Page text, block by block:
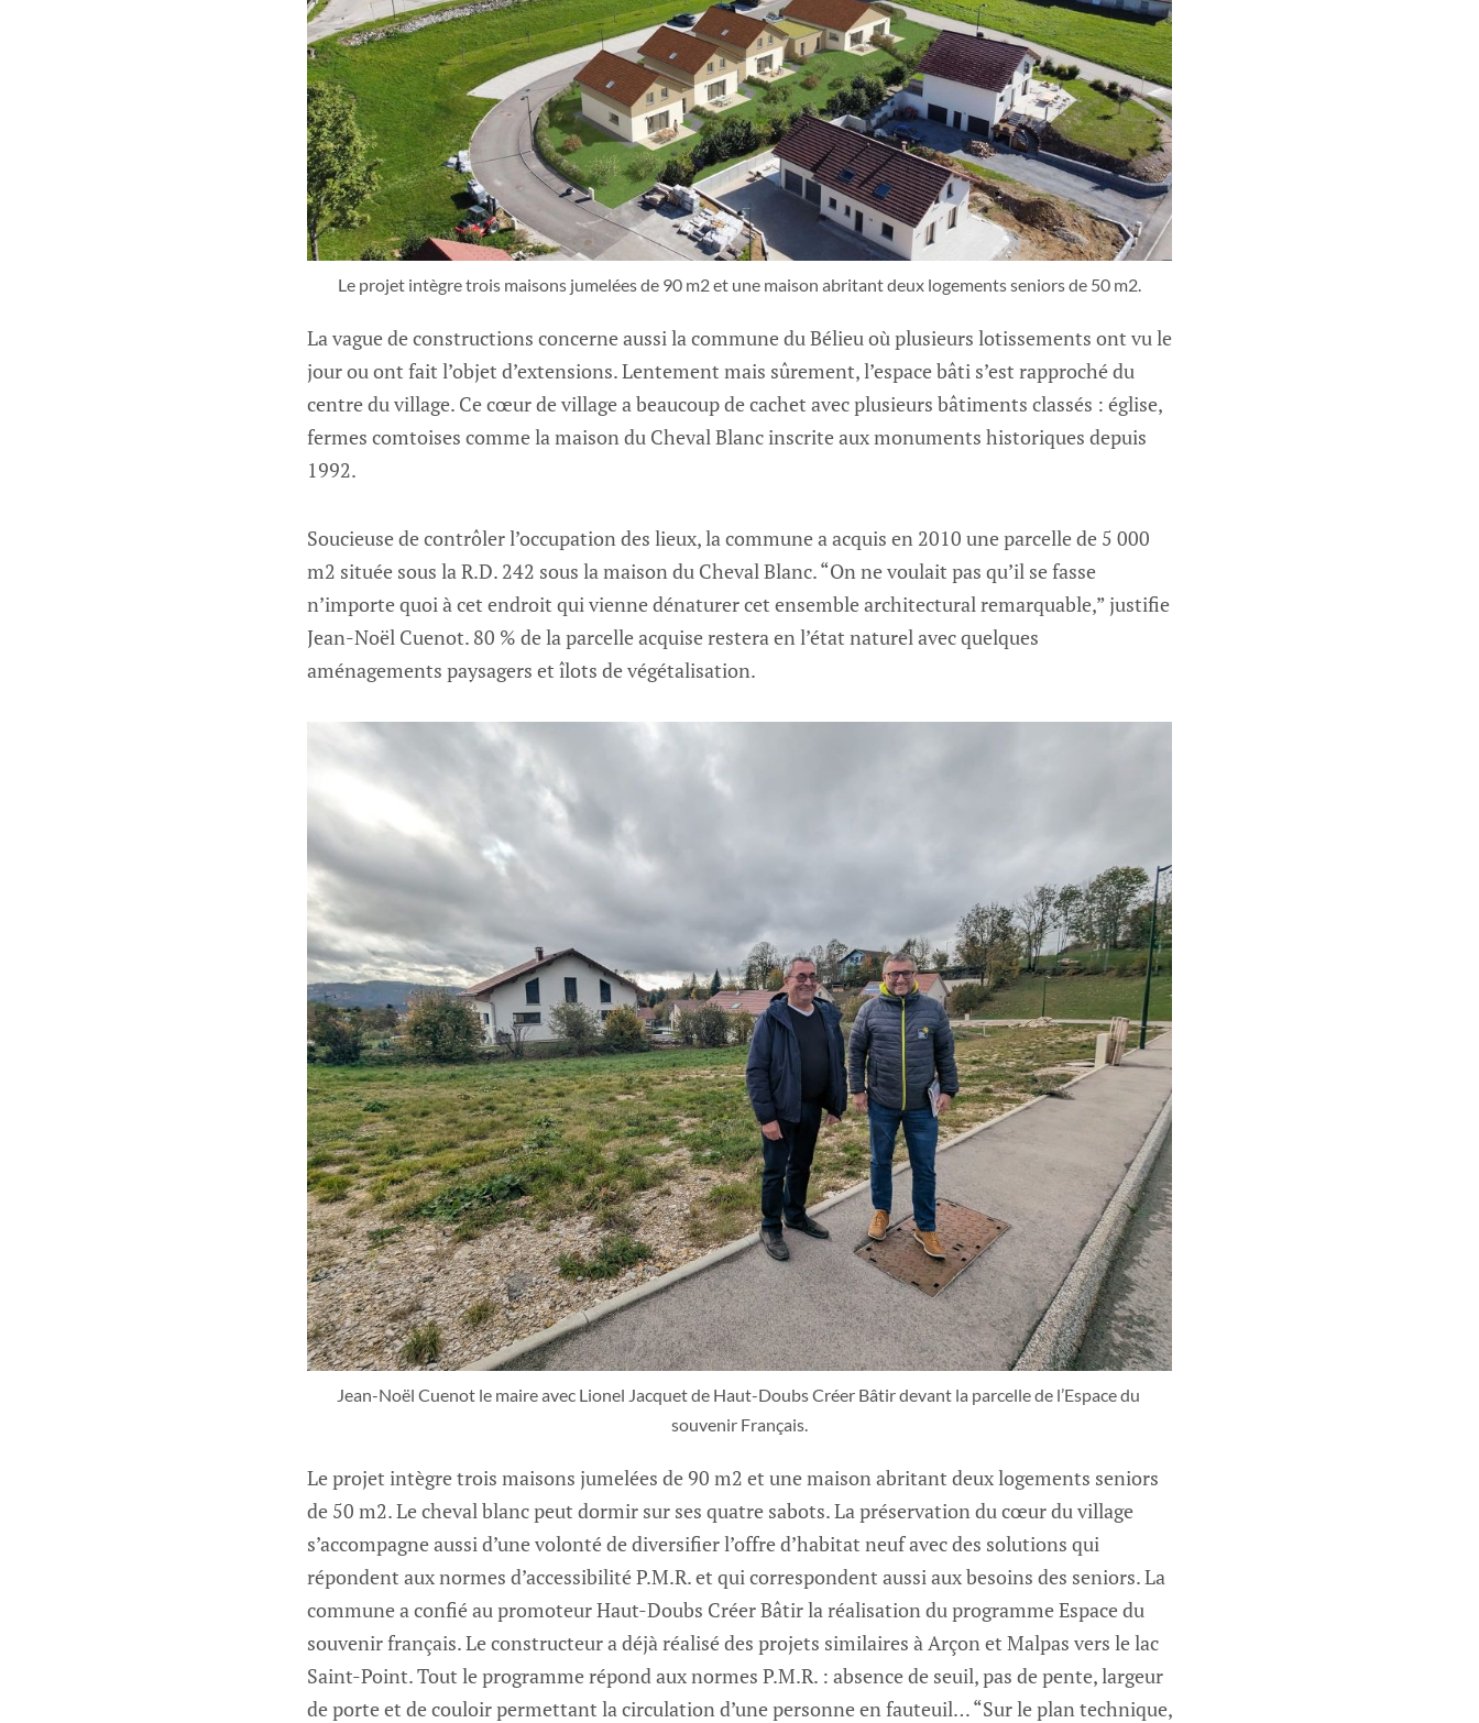
Le projet intègre trois maisons jumelées de 90 m2 et une maison abritant deux logements seniors de 50 m2.
La vague de constructions concerne aussi la commune du Bélieu où plusieurs lotissements ont vu le
jour ou ont fait l’objet d’extensions. Lentement mais sûrement, l’espace bâti s’est rapproché du
centre du village. Ce cœur de village a beaucoup de cachet avec plusieurs bâtiments classés : église,
fermes comtoises comme la maison du Cheval Blanc inscrite aux monuments historiques depuis
1992.
Soucieuse de contrôler l’occupation des lieux, la commune a acquis en 2010 une parcelle de 5 000
m2 située sous la R.D. 242 sous la maison du Cheval Blanc. “On ne voulait pas qu’il se fasse
n’importe quoi à cet endroit qui vienne dénaturer cet ensemble architectural remarquable,” justifie
Jean-Noël Cuenot. 80 % de la parcelle acquise restera en l’état naturel avec quelques
aménagements paysagers et îlots de végétalisation.
Jean-Noël Cuenot le maire avec Lionel Jacquet de Haut-Doubs Créer Bâtir devant la parcelle de l’Espace du
souvenir Français.
Le projet intègre trois maisons jumelées de 90 m2 et une maison abritant deux logements seniors
de 50 m2. Le cheval blanc peut dormir sur ses quatre sabots. La préservation du cœur du village
s’accompagne aussi d’une volonté de diversifier l’offre d’habitat neuf avec des solutions qui
répondent aux normes d’accessibilité P.M.R. et qui correspondent aussi aux besoins des seniors. La
commune a confié au promoteur Haut-Doubs Créer Bâtir la réalisation du programme Espace du
souvenir français. Le constructeur a déjà réalisé des projets similaires à Arçon et Malpas vers le lac
Saint-Point. Tout le programme répond aux normes P.M.R. : absence de seuil, pas de pente, largeur
de porte et de couloir permettant la circulation d’une personne en fauteuil… “Sur le plan technique,